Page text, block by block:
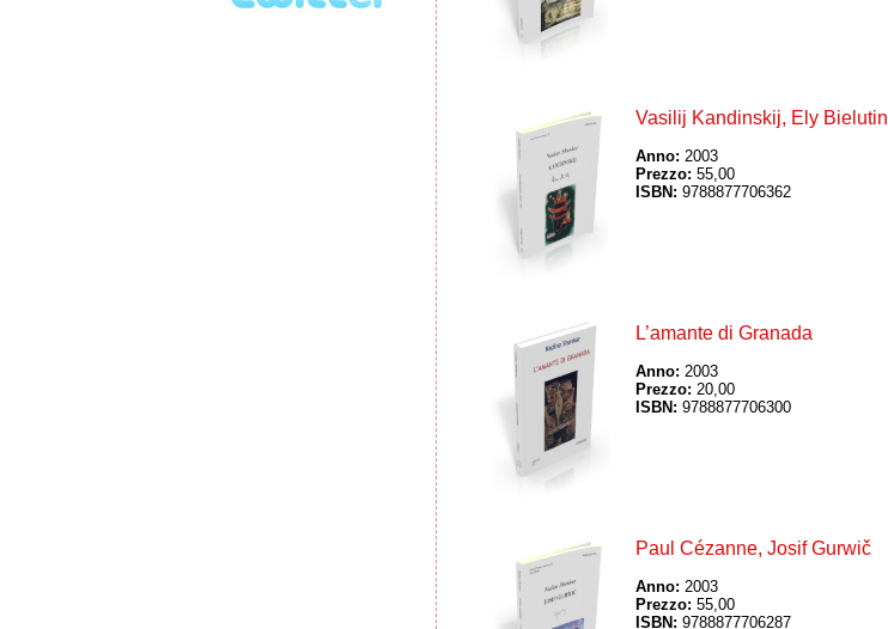
Vasilij Kandinskij, Ely Bielutin
Anno: 2003
Prezzo: 55,00
ISBN: 9788877706362
L’amante di Granada
Anno: 2003
Prezzo: 20,00
ISBN: 9788877706300
Paul Cézanne, Josif Gurwič
Anno: 2003
Prezzo: 55,00
ISBN: 9788877706287